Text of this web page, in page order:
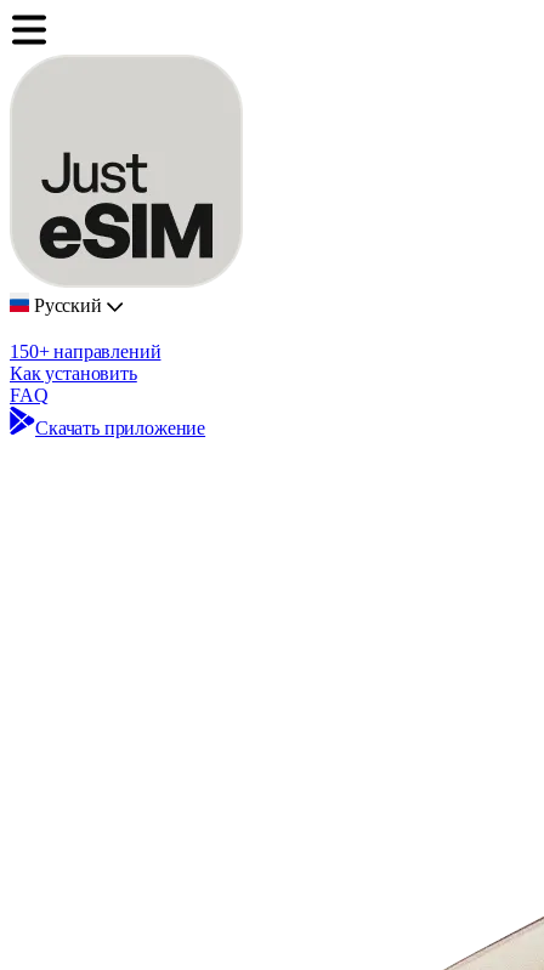
Русский
150+ направлений
Как установить
FAQ
Скачать приложение